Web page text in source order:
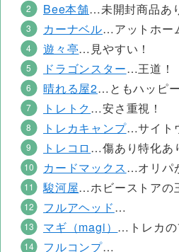
Bee本舗…未開封商品あ
カーナベル…アットホー
遊々亭…見やすい！
ドラゴンスター…王道！
晴れる屋2…ともハッピ
トレトク …安さ重視！
トレカキャンプ…サイト
トレコロ …傷あり特化あ
カードマックス …オリパ
駿河屋…ホビーストアの
フルアヘッド …
マギ（magi） …トレカの
フルコンプ…